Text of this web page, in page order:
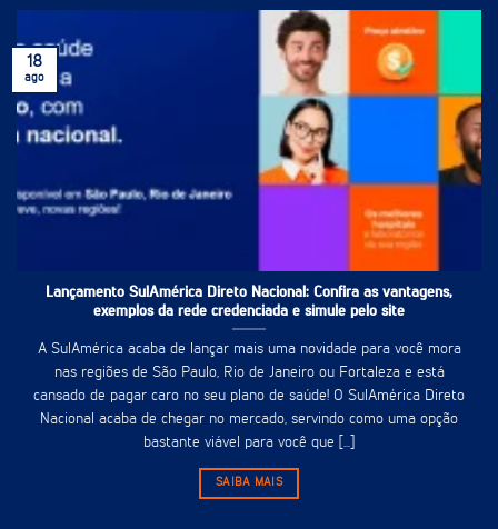
Lançamento SulAmérica Direto Nacional: Confira as vantagens,
exemplos da rede credenciada e simule pelo site
A SulAmérica acaba de lançar mais uma novidade para você mora
nas regiões de São Paulo, Rio de Janeiro ou Fortaleza e está
cansado de pagar caro no seu plano de saúde! O SulAmérica Direto
Nacional acaba de chegar no mercado, servindo como uma opção
bastante viável para você que [...]
SAIBA MAIS
18
ago